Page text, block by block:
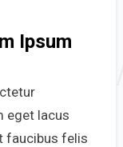
Ipsum
eget lacus
faucibus felis